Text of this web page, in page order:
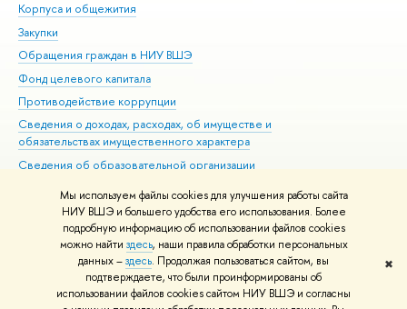
Мы используем файлы cookies для улучшения работы сайта
НИУ ВШЭ и большего удобства его использования. Более
подробную информацию об использовании файлов cookies
можно найти здесь, наши правила обработки персональных
данных –здесь. Продолжая пользоваться сайтом, вы
подтверждаете, что были проинформированы об
использовании файлов cookies сайтом НИУ ВШЭ и согласны
✖
Корпуса и общежития
Закупки
Обращения граждан в НИУ ВШЭ
Фонд целевого капитала
Противодействие коррупции
Сведения о доходах, расходах, об имуществе и
обязательствах имущественного характера
Сведения об образовательной организации
Людям с ограниченными возможностями здоровья
Единая платежная страница
Работа в Вышке
© НИУ ВШЭ 1993–2026 Адреса и контакты Условия использования